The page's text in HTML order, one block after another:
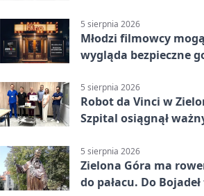
5 sierpnia 2026
Młodzi filmowcy
wygląda bezpieczne
5 sierpnia 2026
Robot da Vinci w
Szpital osiągnął
5 sierpnia 2026
Zielona Góra ma
do pałacu. Do